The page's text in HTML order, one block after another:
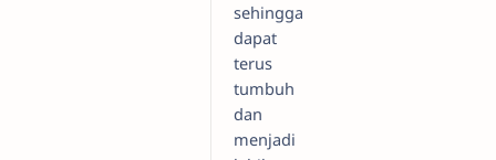
sehingga
dapat
terus
tumbuh
dan
menjadi